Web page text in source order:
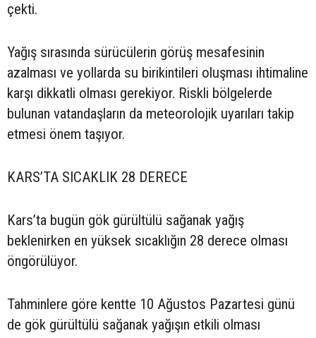
çekti.
Yağış sırasında sürücülerin görüş mesafesinin
azalması ve yollarda su birikintileri oluşması ihtimaline
karşı dikkatli olması gerekiyor. Riskli bölgelerde
bulunan vatandaşların da meteorolojik uyarıları takip
etmesi önem taşıyor.
KARS’TA SICAKLIK 28 DERECE
Kars’ta bugün gök gürültülü sağanak yağış
beklenirken en yüksek sıcaklığın 28 derece olması
öngörülüyor.
Tahminlere göre kentte 10 Ağustos Pazartesi günü
de gök gürültülü sağanak yağışın etkili olması